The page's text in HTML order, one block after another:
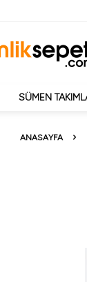
SÜMEN
ANASAYFA